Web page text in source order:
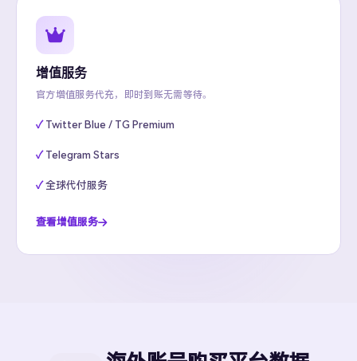
增值服务
官方增值服务代充，即时到账无需等待。
Twitter Blue / TG Premium
Telegram Stars
全球代付服务
查看增值服务